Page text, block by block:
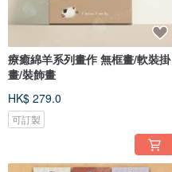
療癒綿羊系列畫作 無框畫/軟裝掛
畫/裝飾畫
HK$ 279.0
可訂製